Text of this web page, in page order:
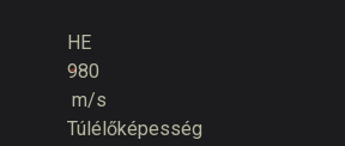
HE
980
m/s
Túlélőképesség